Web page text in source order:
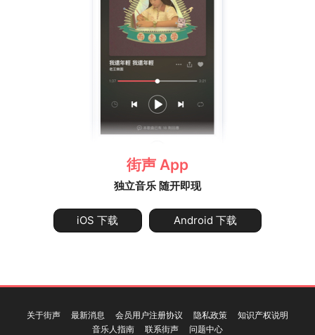
街声 App
独立音乐 随开即现
iOS 下载 Android 下载
关于街声 最新消息 会员用户注册协议 隐私政策
知识产权说明
音乐人指南
联系街声 问题中心